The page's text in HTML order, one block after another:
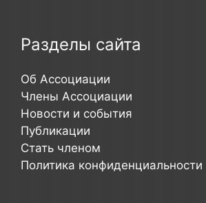
Разделы сайта
Об Ассоциации
Члены Ассоциации
Новости и события
Публикации
Стать членом
Политика конфиденциальности